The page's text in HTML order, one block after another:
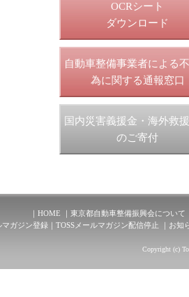
OCRシート
ダウンロード
自動車整備事業者による
為に関する通報窓口
国内災害義援金・海外救
のご寄付
HOME
東京都自動車整備振興会について
マガジン登録
TOSSメールマガジン配信停止 お知
Copyright (c)